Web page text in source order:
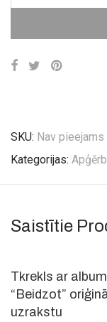
SKU: Nav pieejams
Kategorijas:
Saistītie
Tkrekls ar
“Beidzot”
uzrakstu